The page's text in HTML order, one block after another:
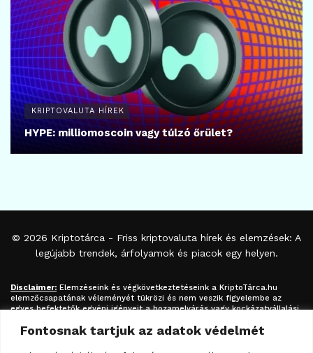
Fontosnak tartjuk az adatok védelmét
KRIPTOVALUTA HÍREK
HYPE: milliomoscoin vagy túlzó őrület?
© 2026 Kriptotárca - Friss kriptovaluta hírek és elemzések: A
legújabb trendek, árfolyamok és piacok egy helyen.
Disclaimer: Elemzéseink és végkövetkeztetéseink a KriptoTárca.hu
elemzőcsapatának véleményét tükrözi és nem veszik figyelembe az
egyes befektetők egyéni igényeit a hozamelvárás vagy kockázatvállalási
befektetési tanácsadásnak, befektetési ajánlásnak, értékpapír /
kriptovaluta / token / ICO / cloud mining stb. jegyzésére / vételére /
eladására vonatkozó felhívásnak azok kizárólag tájékoztatásul